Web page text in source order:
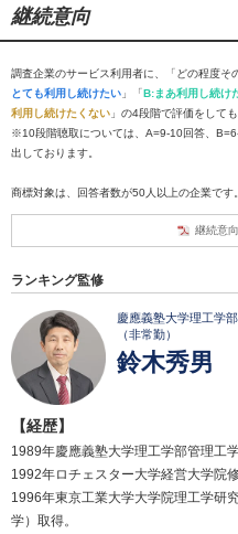
継続意向
調査企業のサービス利用者に、「どの程度そ
とても利用し続けたい 」「B:まあ利用し続け
利用し続けたくない 」の4段階で評価をして
※10段階聴取については、A=9-10回答、
出しております。
商標対象は、回答者数が50人以上の企業です。
継続意
ランキング監修
慶應義塾大学理工学
（非常勤）
鈴木秀男
【経歴】
1989年慶應義塾大学理工学部管理工学
1992年ロチェスター大学経営大学院
1996年東京工業大学大学院理工学研
学）取得。